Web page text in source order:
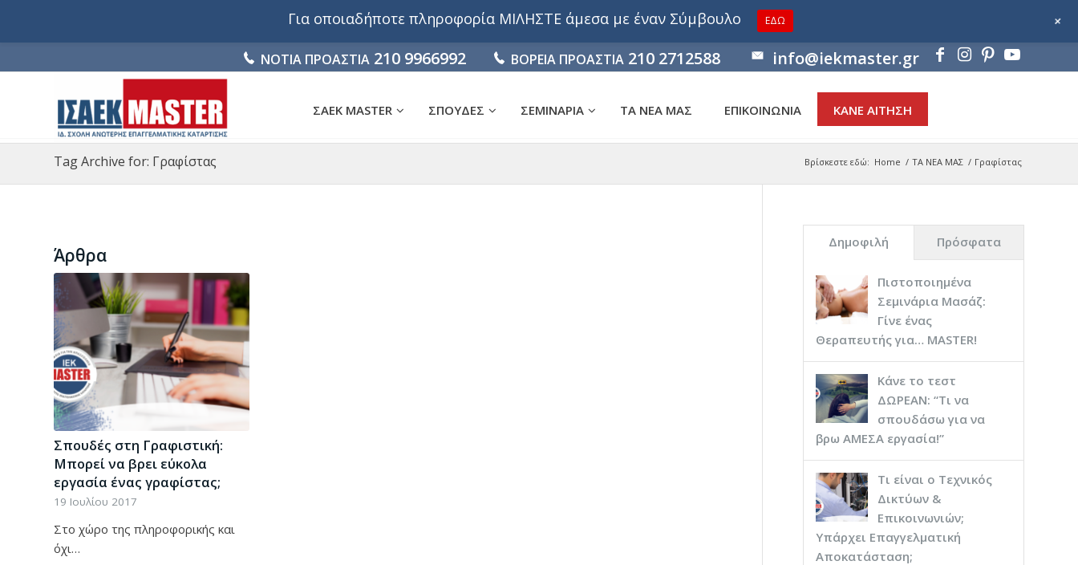
ΝΟΤΙΑ ΠΡΟΑΣΤΙΑ 210 9966992 ΒΟΡΕΙΑ ΠΡΟΑΣΤΙΑ 210 2712588 info@iekmaster.gr
ΣΑΕΚ MASTER ΣΠΟΥΔΕΣ ΣΕΜΙΝΑΡΙΑ ΤΑ ΝΕΑ ΜΑΣ ΕΠΙΚΟΙΝΩΝΙΑ ΚΑΝΕ ΑΙΤΗΣΗ
Tag Archive for: Γραφίστας Βρίσκεστε εδώ: Home / ΤΑ ΝΕΑ ΜΑΣ / Γραφίστας
Άρθρα
Σπουδές στη Γραφιστική:
Μπορεί να βρει εύκολα
εργασία ένας γραφίστας;
19 Ιουλίου 2017
Στο χώρο της πληροφορικής και
όχι…
Δημοφιλή Πρόσφατα
Πιστοποιημένα
Σεμινάρια Μασάζ:
Γίνε ένας
Θεραπευτής για… ΜASTER!
Κάνε το τεστ
ΔΩΡΕΑΝ: “Τι να
σπουδάσω για να
βρω ΑΜΕΣΑ εργασία!”
Τι είναι ο Τεχνικός
Δικτύων &
Επικοινωνιών;
Υπάρχει Επαγγελματική
Αποκατάσταση;
Για οποιαδήποτε πληροφορία ΜΙΛΗΣΤΕ άμεσα με έναν Σύμβουλο ΕΔΩ +